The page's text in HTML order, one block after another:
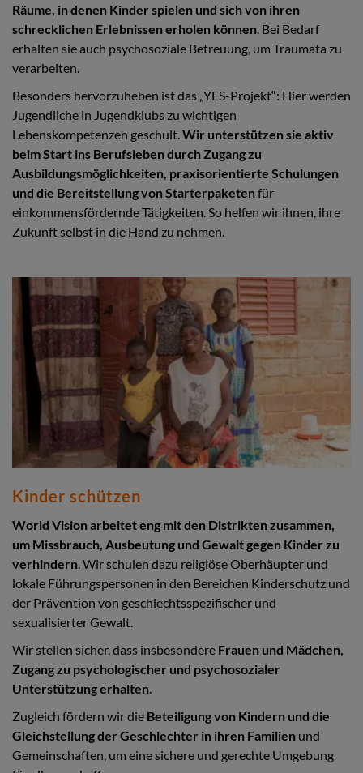
Räume, in denen Kinder spielen und sich von ihren
schrecklichen Erlebnissen erholen können. Bei Bedarf
erhalten sie auch psychosoziale Betreuung, um Traumata zu
verarbeiten.
Besonders hervorzuheben ist das „YES-Projekt“: Hier werden
Jugendliche in Jugendklubs zu wichtigen
Lebenskompetenzen geschult.Wir unterstützen sie aktiv
beim Start ins Berufsleben durch Zugang zu
Ausbildungsmöglichkeiten, praxisorientierte Schulungen
und die Bereitstellung von Starterpaketenfür
einkommensfördernde Tätigkeiten. So helfen wir ihnen, ihre
Zukunft selbst in die Hand zu nehmen.
Kinder schützen
World Vision arbeitet eng mit den Distrikten zusammen,
um Missbrauch, Ausbeutung und Gewalt gegen Kinder zu
verhindern . Wir schulen dazu religiöse Oberhäupter und
lokale Führungspersonen in den Bereichen Kinderschutz und
der Prävention von geschlechtsspezifischer und
sexualisierter Gewalt.
Wir stellen sicher, dass insbesondere Frauen und Mädchen,
Zugang zu psychologischer und psychosozialer
Unterstützung erhalten
Zugleich fördern wir die Beteiligung von Kindern und die
Gleichstellung der Geschlechter in ihren Familien und
Gemeinschaften, um eine sichere und gerechte Umgebung